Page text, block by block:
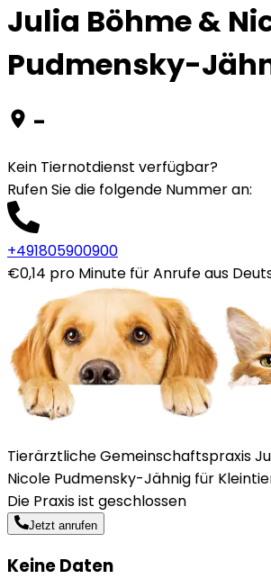
Julia Böhme &
Pudmensky-
-
Kein Tiernotdienst verfügbar?
Rufen Sie die folgende Nummer an:
+491805900900
€0,14 pro Minute für Anrufe aus
Tierärztliche Gemeinschaftspraxis
Nicole Pudmensky-Jähnig für
Die Praxis ist geschlossen
Jetzt anrufen
Keine Daten